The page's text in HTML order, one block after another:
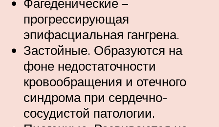
прогрессирующая
эпифасциальная гангрена.
Застойные. Образуются на
фоне недостаточности
кровообращения и отечного
синдрома при сердечно-
сосудистой патологии.